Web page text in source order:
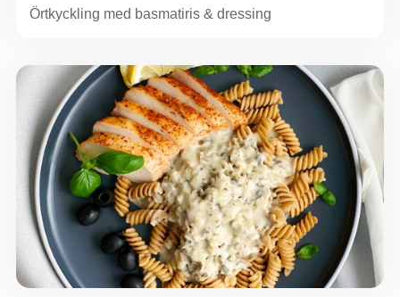
Örtkyckling med basmatiris & dressing